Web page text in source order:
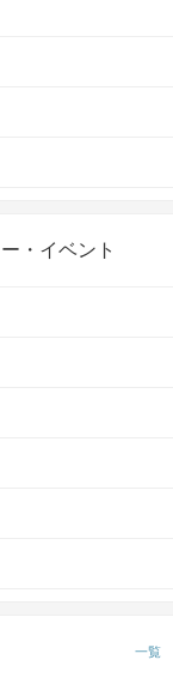
・イベント
一覧